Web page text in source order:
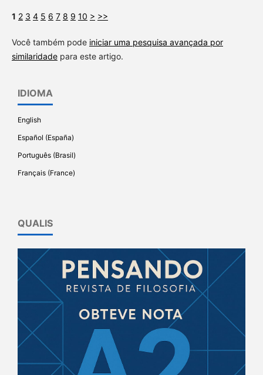
1 2 3 4 5 6 7 8 9 10 > >>
Você também pode iniciar uma pesquisa avançada por
similaridadepara este artigo.
IDIOMA
English
Español (España)
Português (Brasil)
Français (France)
QUALIS